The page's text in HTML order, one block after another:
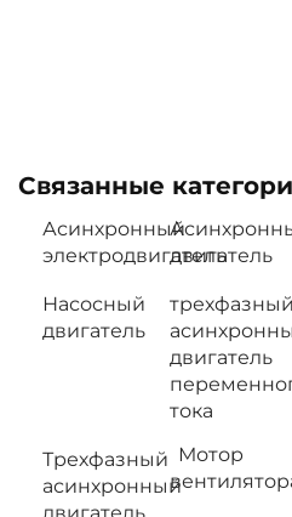
Связанные
Асинхронный
электродвигатель
двигатель
Насосный
двигатель
трехфазный
двигатель
тока
Трехфазный
асинхронный
Мотор